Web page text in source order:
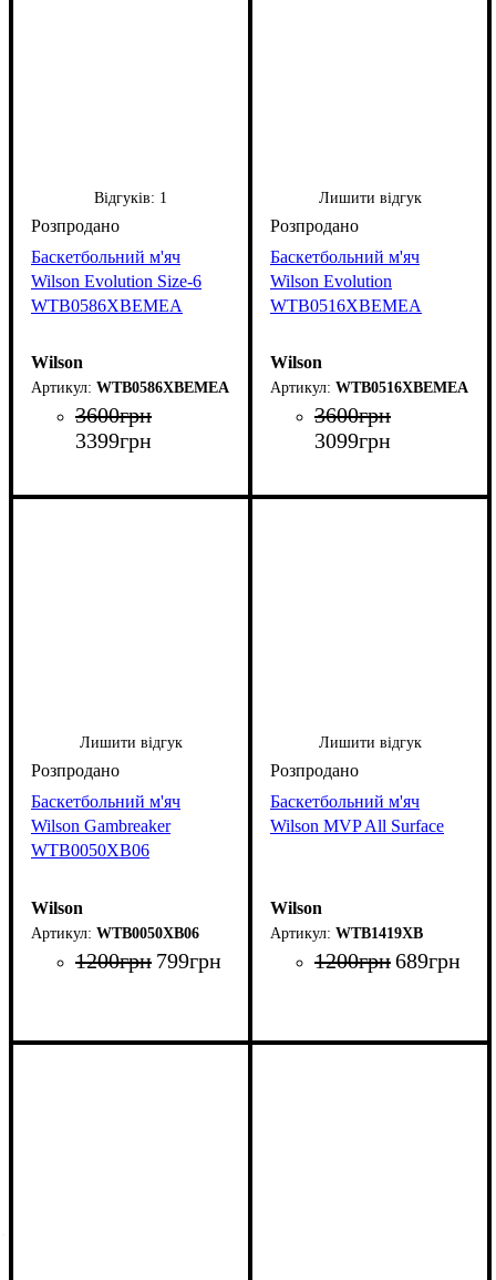
Відгуків: 1
Баскетбольний м'яч
Wilson Evolution Size-6
WTB0586XBEMEA
Wilson
WTB0586XBEMEA
3600грн
3399грн
Лишити відгук
Баскетбольний м'яч
Wilson Evolution
WTB0516XBEMEA
Wilson
WTB0516XBEMEA
3600грн
3099грн
Лишити відгук
Баскетбольний м'яч
Wilson Gambreaker
WTB0050XB06
Wilson
WTB0050XB06
1200грн 799грн
Лишити відгук
Баскетбольний м'яч
Wilson MVP All Surface
Wilson
WTB1419XB
1200грн689грн